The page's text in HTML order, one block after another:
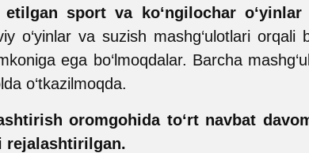
sport va ko‘ngilochar o‘yinlar
o‘yinlar va suzish mashg‘ulotlari orqali
ega bo‘lmoqdalar. Barcha
o‘tkazilmoqda.
oromgohida to‘rt navbat
rejalashtirilgan.